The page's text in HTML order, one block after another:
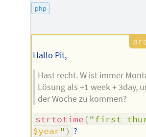
php
Hallo Pit,
Hast recht. W ist immer
Lösung als +1 week + 3day,
der Woche zu kommen?
strtotime (
$year") ?